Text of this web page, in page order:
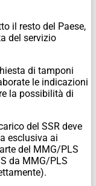
il resto del Paese,
del servizio
di tamponi
le indicazioni
la possibilità di
del SSR deve
esclusiva ai
del MMG/PLS
da MMG/PLS